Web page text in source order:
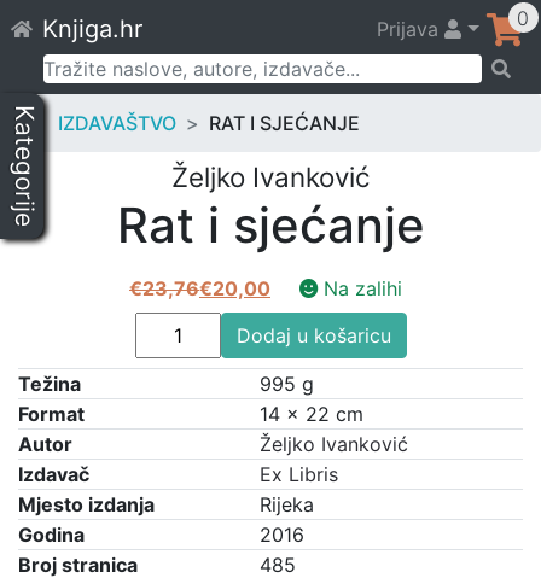
to
content
Knjiga.hr Prijava 0
Pretraži:
Kategorije IZDAVAŠTVO RAT I SJEĆANJE
Željko Ivanković
Rat i sjećanje
€23,76
Izvorna
cijena
bila
€20,00
Trenutna
cijena
je:
Na zalihi
i
Dodaj u košaricu
Težina
995 g
Format
14 × 22 cm
Autor
Željko Ivanković
Izdavač
Ex Libris
Mjesto izdanja
Rijeka
Godina
2016
Broj stranica
485